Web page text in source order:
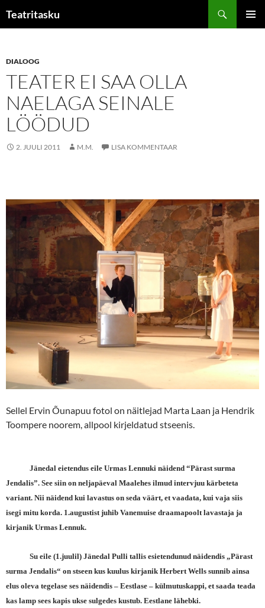
sisu
Teatritasku
DIALOOG
TEATER EI SAA OLLA
NAELAGA SEINALE
LÖÖDUD
2. JUULI 2011 M.M. LISA KOMMENTAAR
Sellel Ervin Õunapuu fotol on näitlejad Marta Laan ja Hendrik
Toompere noorem, allpool kirjeldatud stseenis.
Jänedal eietendus eile Urmas Lennuki näidend “Pärast surma
Jendalis”. See siin on neljapäeval Maalehes ilmud intervjuu kärbeteta
variant. Nii näidend kui lavastus on seda väärt, et vaadata, kui vaja siis
isegi mitu korda. 1.augustist juhib Vanemuise draamapoolt lavastaja ja
kirjanik Urmas Lennuk.
Su eile (1.juulil) Jänedal Pulli tallis esietendunud näidendis „Pärast
surma Jendalis“ on stseen kus kuulus kirjanik Herbert Wells sunnib ainsa
elus oleva tegelase ses näidendis – Eestlase – külmutuskappi, et saada teada
kas lamp sees kapis ukse sulgedes kustub. Eestlane lähebki.